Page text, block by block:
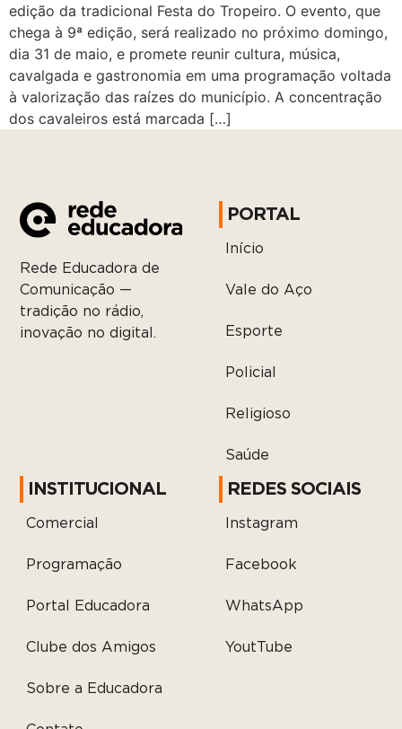
edição da tradicional Festa do Tropeiro. O evento, que
chega à 9ª edição, será realizado no próximo domingo,
dia 31 de maio, e promete reunir cultura, música,
cavalgada e gastronomia em uma programação voltada
à valorização das raízes do município. A concentração
dos cavaleiros está marcada […]
Rede Educadora de
Comunicação —
tradição no rádio,
inovação no digital.
PORTAL
Início
Vale do Aço
Esporte
Policial
Religioso
Saúde
INSTITUCIONAL
Comercial
Programação
Portal Educadora
Clube dos Amigos
Sobre a Educadora
REDES SOCIAIS
Instagram
Facebook
WhatsApp
YoutTube